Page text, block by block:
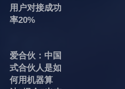
用户对接成功
率20%
爱合伙：中国
式合伙人是如
何用机器算